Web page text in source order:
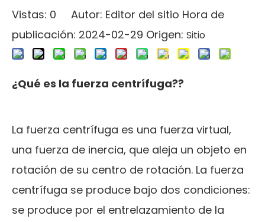
Vistas: 0 Autor: Editor del sitio Hora de
publicación: 2024-02-29 Origen: Sitio
¿Qué es la fuerza centrífuga??
La fuerza centrífuga es una fuerza virtual,
una fuerza de inercia, que aleja un objeto en
rotación de su centro de rotación. La fuerza
centrífuga se produce bajo dos condiciones:
se produce por el entrelazamiento de la